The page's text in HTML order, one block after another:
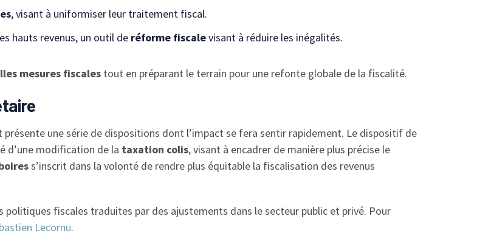
, visant à uniformiser leur traitement fiscal.
hauts revenus, un outil de réforme fiscalevisant à réduire les inégalités.
mesures fiscales tout en préparant le terrain pour une refonte globale de la fiscalité.
une série de dispositions dont l’impact se fera sentir rapidement. Le dispositif de
d’une modification de la taxation colis, visant à encadrer de manière plus précise le
s’inscrit dans la volonté de rendre plus équitable la fiscalisation des revenus
fiscales traduites par des ajustements dans le secteur public et privé. Pour
Lecornu.